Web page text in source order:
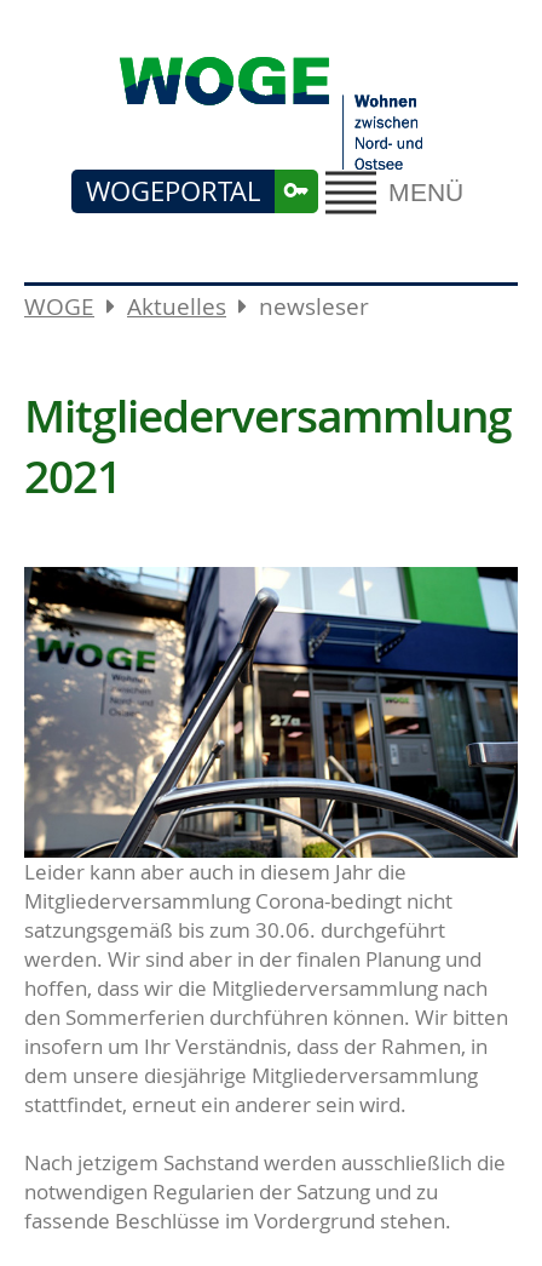
MENÜ
WOGEPORTAL
WOGE Aktuelles newsleser
Mitgliederversammlung
2021
Leider kann aber auch in diesem Jahr die
Mitgliederversammlung Corona-bedingt nicht
satzungsgemäß bis zum 30.06. durchgeführt
werden. Wir sind aber in der finalen Planung und
hoffen, dass wir die Mitgliederversammlung nach
den Sommerferien durchführen können. Wir bitten
insofern um Ihr Verständnis, dass der Rahmen, in
dem unsere diesjährige Mitgliederversammlung
stattfindet, erneut ein anderer sein wird.
Nach jetzigem Sachstand werden ausschließlich die
notwendigen Regularien der Satzung und zu
fassende Beschlüsse im Vordergrund stehen.